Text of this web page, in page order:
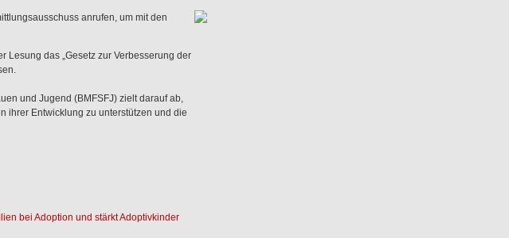
anrufen, um mit den
Lesung das „Gesetz zur Verbesserung der
und Jugend (BMFSFJ) zielt darauf ab,
ihrer Entwicklung zu unterstützen und die
bei Adoption und stärkt Adoptivkinder